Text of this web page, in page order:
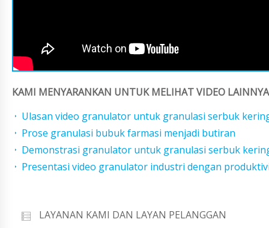
KAMI MENYARANKAN UNTUK MELIHAT VIDEO
Ulasan video granulator untuk granulasi serbuk
Prose granulasi bubuk farmasi menjadi butiran
Demonstrasi granulator untuk granulasi serbuk
Presentasi video granulator industri dengan
LAYANAN KAMI DAN LAYAN PELANGGAN